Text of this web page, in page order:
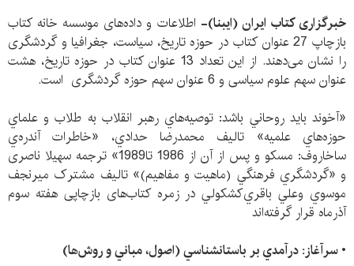
خبرگزاری کتاب ایران (ایبنا)- اطلاعات و داده‌های موسسه خانه کتاب
بازچاپ 27 عنوان کتاب در حوزه تاریخ، سیاست، جغرافیا و گردشگری
را نشان می‌دهند. از این تعداد 13 عنوان کتاب در حوزه تاریخ، هشت
عنوان سهم علوم سیاسی و 6 عنوان سهم حوزه گردشگری است.
«آخوند بايد روحاني باشد: توصيه‌هاي رهبر انقلاب به طلاب و علماي
حوزه‌هاي علميه» تالیف محمدرضا حدادي، «خاطرات آندره‌ي
ساخاروف: مسكو و پس از آن از 1986 تا1989» ترجمه سهیلا ناصری
و «گردشگري فرهنگي (ماهيت و مفاهيم)» تالیف مشترک ميرنجف
موسوي وعلي باقري‌كشكولي در زمره کتاب‌های بازچاپی هفته سوم
آذرماه قرار گرفته‌اند
• سرآغاز: درآمدي بر باستانشناسي (اصول،‌ مباني و روش‌ها)